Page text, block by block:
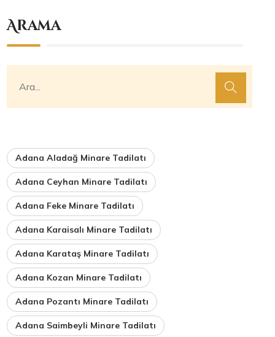
Arama
Adana Aladağ Minare Tadilatı
Adana Ceyhan Minare Tadilatı
Adana Feke Minare Tadilatı
Adana Karaisalı Minare Tadilatı
Adana Karataş Minare Tadilatı
Adana Kozan Minare Tadilatı
Adana Pozantı Minare Tadilatı
Adana Saimbeyli Minare Tadilatı